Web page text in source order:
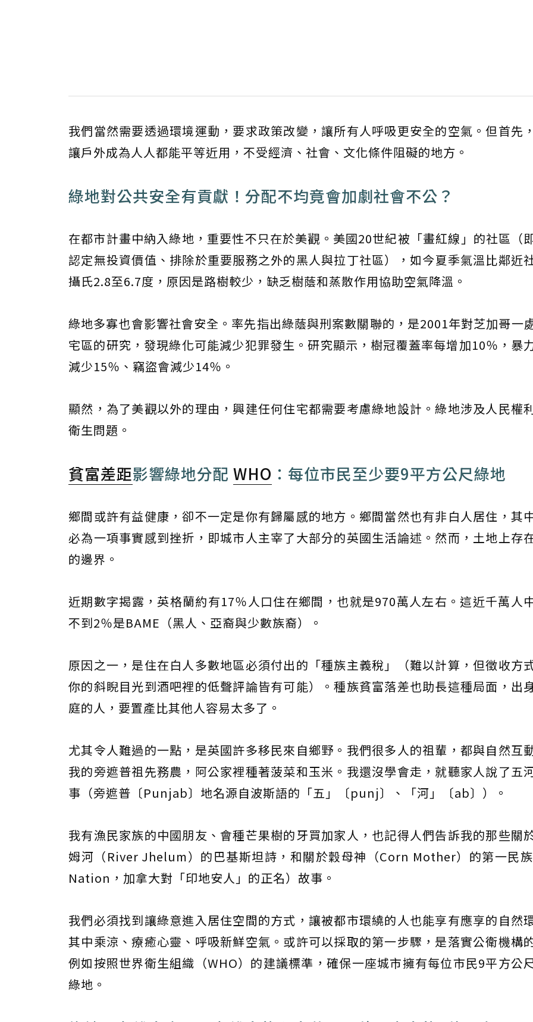
我們當然需要透過環境運動，要求政策改變，讓所有人呼吸更安全的空氣。但首先
讓戶外成為人人都能平等近用，不受經濟、社會、文化條件阻礙的地方。
綠地對公共安全有貢獻！分配不均竟會加劇社會不公？
在都市計畫中納入綠地，重要性不只在於美觀。美國20世紀被「畫紅線」的社區（
認定無投資價值、排除於重要服務之外的黑人與拉丁社區），如今夏季氣溫比鄰近
攝氏2.8至6.7度，原因是路樹較少，缺乏樹蔭和蒸散作用協助空氣降溫。
綠地多寡也會影響社會安全。率先指出綠蔭與刑案數關聯的，是2001年對芝加哥一
宅區的研究，發現綠化可能減少犯罪發生。研究顯示，樹冠覆蓋率每增加10％，暴
減少15％、竊盜會減少14％。
顯然，為了美觀以外的理由，興建任何住宅都需要考慮綠地設計。綠地涉及人民權
衛生問題。
貧富差距影響綠地分配 WHO ：每位市民至少要9平方公尺綠地
鄉間或許有益健康，卻不一定是你有歸屬感的地方。鄉間當然也有非白人居住，其
必為一項事實感到挫折，即城市人主宰了大部分的英國生活論述。然而，土地上存
的邊界。
近期數字揭露，英格蘭約有17％人口住在鄉間，也就是970萬人左右。這近千萬人
不到2％是BAME（黑人、亞裔與少數族裔）。
原因之一，是住在白人多數地區必須付出的「種族主義稅」（難以計算，但徵收方
你的斜睨目光到酒吧裡的低聲評論皆有可能）。種族貧富落差也助長這種局面，出
庭的人，要置產比其他人容易太多了。
尤其令人難過的一點，是英國許多移民來自鄉野。我們很多人的祖輩，都與自然互
我的旁遮普祖先務農，阿公家裡種著菠菜和玉米。我還沒學會走，就聽家人說了五
事（旁遮普〔Punjab〕地名源自波斯語的「五」〔punj〕、「河」〔ab〕）。
我有漁民家族的中國朋友、會種芒果樹的牙買加家人，也記得人們告訴我的那些關
姆河（River Jhelum）的巴基斯坦詩，和關於穀母神（Corn Mother）的第一民
Nation，加拿大對「印地安人」的正名）故事。
我們必須找到讓綠意進入居住空間的方式，讓被都市環繞的人也能享有應享的自然
其中乘涼、療癒心靈、呼吸新鮮空氣。或許可以採取的第一步驟，是落實公衛機構
例如按照世界衛生組織（WHO）的建議標準，確保一座城市擁有每位市民9平方公
綠地。